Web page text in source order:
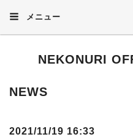
メニュー
NEKONURI
NEWS
2021/11/19 16:33